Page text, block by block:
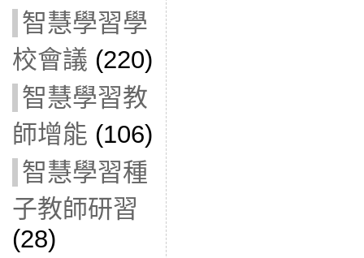
智慧學習學
校會議 (220)
智慧學習教
師增能 (106)
智慧學習種
子教師研習
(28)